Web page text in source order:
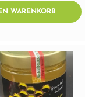
WARENKORB